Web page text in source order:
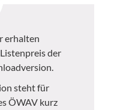
erhalten
der
steht für
ÖWAV kurz